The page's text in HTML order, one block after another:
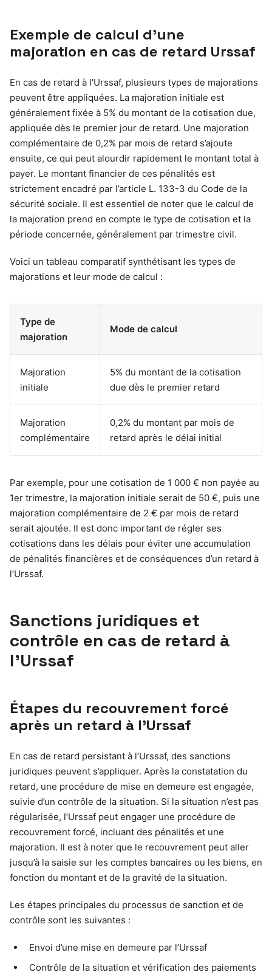
Exemple de calcul d’une
majoration en cas de retard Urssaf
En cas de retard à l’Urssaf, plusieurs types de majorations
peuvent être appliquées. La majoration initiale est
généralement fixée à 5% du montant de la cotisation due,
appliquée dès le premier jour de retard. Une majoration
complémentaire de 0,2% par mois de retard s’ajoute
ensuite, ce qui peut alourdir rapidement le montant total à
payer. Le montant financier de ces pénalités est
strictement encadré par l’article L. 133-3 du Code de la
sécurité sociale. Il est essentiel de noter que le calcul de
la majoration prend en compte le type de cotisation et la
période concernée, généralement par trimestre civil.
Voici un tableau comparatif synthétisant les types de
majorations et leur mode de calcul :
Type de
majoration
Mode de calcul
Majoration
initiale
5% du montant de la cotisation
due dès le premier retard
Majoration
complémentaire
0,2% du montant par mois de
retard après le délai initial
Par exemple, pour une cotisation de 1 000 € non payée au
1er trimestre, la majoration initiale serait de 50 €, puis une
majoration complémentaire de 2 € par mois de retard
serait ajoutée. Il est donc important de régler ses
cotisations dans les délais pour éviter une accumulation
de pénalités financières et de conséquences d’un retard à
l’Urssaf.
Sanctions juridiques et
contrôle en cas de retard à
l’Urssaf
Étapes du recouvrement forcé
après un retard à l’Urssaf
En cas de retard persistant à l’Urssaf, des sanctions
juridiques peuvent s’appliquer. Après la constatation du
retard, une procédure de mise en demeure est engagée,
suivie d’un contrôle de la situation. Si la situation n’est pas
régularisée, l’Urssaf peut engager une procédure de
recouvrement forcé, incluant des pénalités et une
majoration. Il est à noter que le recouvrement peut aller
jusqu’à la saisie sur les comptes bancaires ou les biens, en
fonction du montant et de la gravité de la situation.
Les étapes principales du processus de sanction et de
contrôle sont les suivantes :
Envoi d’une mise en demeure par l’Urssaf
Contrôle de la situation et vérification des paiements